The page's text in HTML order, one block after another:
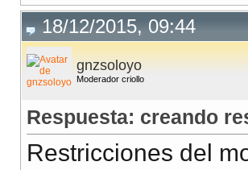
18/12/2015, 09:44
gnzsoloyo
Moderador criollo
Respuesta: creando
Restricciones del